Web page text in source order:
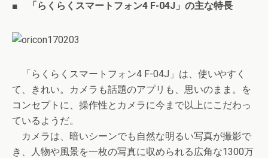
■ 「らくらくスマートフォン4 F-04J」の主な特長
「らくらくスマートフォン4 F-04J」は、使いやすく
て、きれい。カメラも話題のアプリも、思いのまま。を
コンセプトに、操作性とカメラに今まで以上にこだわっ
ているようだ。
カメラは、暗いシーンでも自然な明るい写真が撮影で
き、人物や風景を一枚の写真に収められる広角な1300万